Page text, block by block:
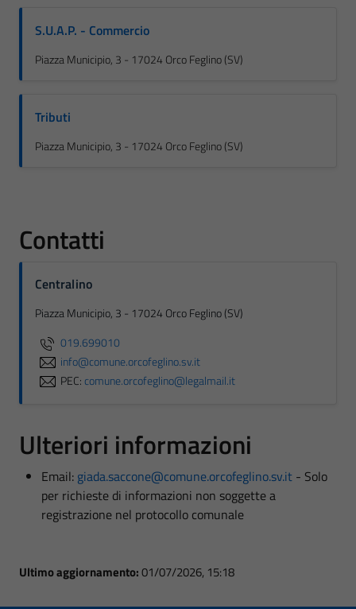
S.U.A.P. - Commercio
Piazza Municipio, 3 - 17024 Orco Feglino (SV)
Tributi
Piazza Municipio, 3 - 17024 Orco Feglino (SV)
Contatti
Centralino
Piazza Municipio, 3 - 17024 Orco Feglino (SV)
019.699010
info@comune.orcofeglino.sv.it
PEC:comune.orcofeglino@legalmail.it
Ulteriori informazioni
Email: giada.saccone@comune.orcofeglino.sv.it - Solo
per richieste di informazioni non soggette a
registrazione nel protocollo comunale
Ultimo aggiornamento:01/07/2026, 15:18